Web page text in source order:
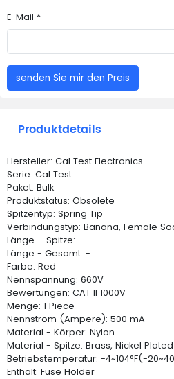
E-Mail *
senden Sie mir den Preis
Produktdetails
Hersteller: Cal Test Electronics
Serie: Cal Test
Paket: Bulk
Produktstatus: Obsolete
Spitzentyp: Spring Tip
Verbindungstyp: Banana, Female
Länge – Spitze: -
Länge - Gesamt: -
Farbe: Red
Nennspannung: 660V
Bewertungen: CAT II 1000V
Menge: 1 Piece
Nennstrom (Ampere): 500 mA
Material - Körper: Nylon
Material - Spitze: Brass, Nickel Plated
Betriebstemperatur: -4~104°F(-
Enthält: Fuse Holder